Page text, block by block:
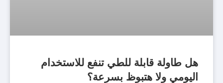
هل طاولة قابلة للطي تنفع للاستخدام
اليومي ولا هتبوظ بسرعة؟